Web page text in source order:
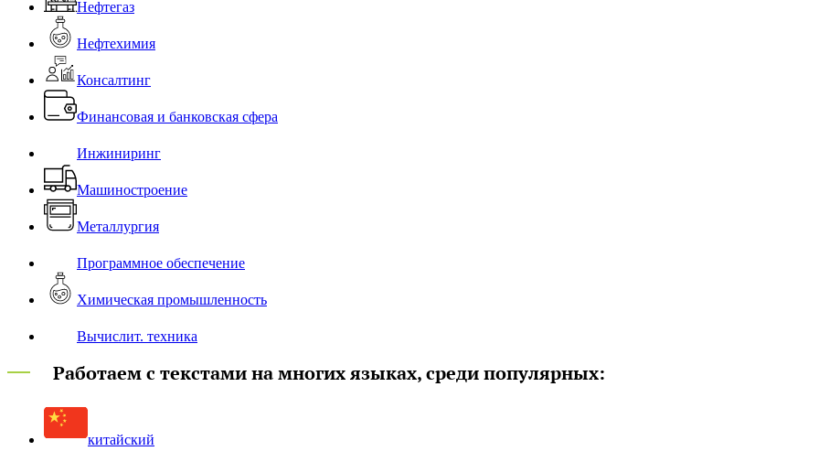
Нефтегаз
Нефтехимия
Консалтинг
Финансовая и банковская сфера
Инжиниринг
Машиностроение
Металлургия
Программное обеспечение
Химическая промышленность
Вычислит. техника
Работаем с текстами на многих языках, среди популярных:
китайский